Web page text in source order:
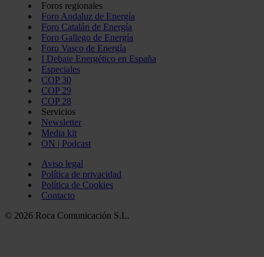
Foros regionales
Foro Andaluz de Energía
Foro Catalán de Energía
Foro Gallego de Energía
Foro Vasco de Energía
I Debate Energético en España
Especiales
COP 30
COP 29
COP 28
Servicios
Newsletter
Media kit
ON | Podcast
Aviso legal
Política de privacidad
Política de Cookies
Contacto
© 2026 Roca Comunicación S.L.